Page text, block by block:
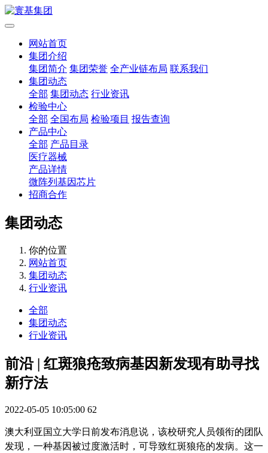
网站首页
集团介绍
集团简介 集团荣誉 全产业链布局 联系我们
集团动态
全部 集团动态 行业资讯
检验中心
全部 全国布局 检验项目 报告查询
产品中心
全部 产品目录
医疗器械
产品详情
微阵列基因芯片
招商合作
集团动态
你的位置
网站首页
集团动态
行业资讯
全部
集团动态
行业资讯
前沿 | 红斑狼疮致病基因新发现有助寻找
新疗法
2022-05-05 10:05:00 62
澳大利亚国立大学日前发布消息说，该校研究人员领衔的团队
发现，一种基因被过度激活时，可导致红斑狼疮的发病。这一